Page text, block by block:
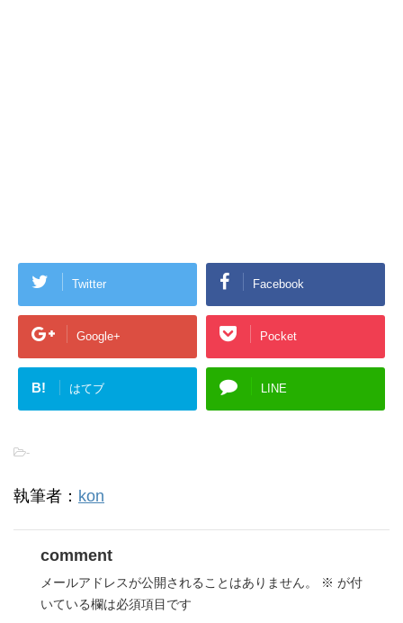
Twitter Facebook
Google+ Pocket
B! はてブ LINE
-
執筆者： kon
comment
メールアドレスが公開されることはありません。 ※ が付
いている欄は必須項目です